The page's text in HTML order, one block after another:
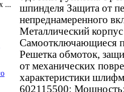
...
шпинделя Защита от
непреднамеренного
Металлический
Самоотключающиеся
Решетка обмоток,
от механических
характеристики
602115500: